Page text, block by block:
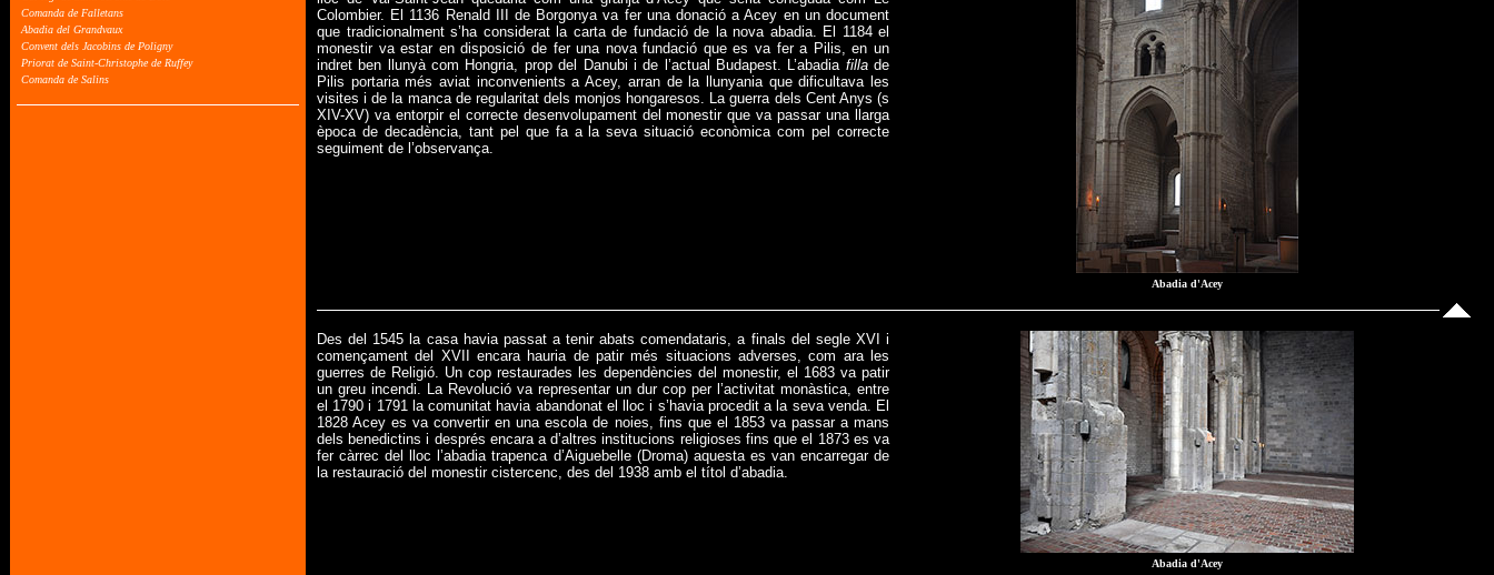
Colombier. El 1136 Renald III de Borgonya va fer una donació a Acey en un document
que tradicionalment s’ha considerat la carta de fundació de la nova abadia. El 1184 el
monestir va estar en disposició de fer una nova fundació que es va fer a Pilis, en un
indret ben llunyà com Hongria, prop del Danubi i de l’actual Budapest. L’abadia fillade
Pilis portaria més aviat inconvenients a Acey, arran de la llunyania que dificultava les
visites i de la manca de regularitat dels monjos hongaresos. La guerra dels Cent Anys (s
XIV-XV) va entorpir el correcte desenvolupament del monestir que va passar una llarga
època de decadència, tant pel que fa a la seva situació econòmica com pel correcte
seguiment de l’observança.
Abadia d'Acey
Des del 1545 la casa havia passat a tenir abats comendataris, a finals del segle XVI i
començament del XVII encara hauria de patir més situacions adverses, com ara les
guerres de Religió. Un cop restaurades les dependències del monestir, el 1683 va patir
un greu incendi. La Revolució va representar un dur cop per l’activitat monàstica, entre
el 1790 i 1791 la comunitat havia abandonat el lloc i s’havia procedit a la seva venda. El
1828 Acey es va convertir en una escola de noies, fins que el 1853 va passar a mans
dels benedictins i després encara a d’altres institucions religioses fins que el 1873 es va
fer càrrec del lloc l’abadia trapenca d’Aiguebelle (Droma) aquesta es van encarregar de
la restauració del monestir cistercenc, des del 1938 amb el títol d’abadia.
Abadia d'Acey